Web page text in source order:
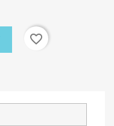
favorite_border